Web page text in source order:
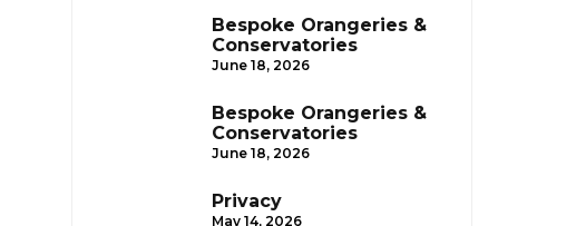
Bespoke Orangeries &
Conservatories
June 18, 2026
Bespoke Orangeries &
Conservatories
June 18, 2026
Privacy
May 14, 2026